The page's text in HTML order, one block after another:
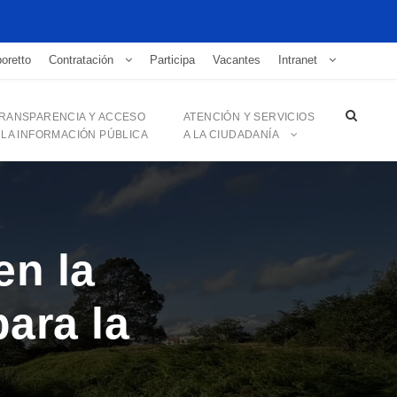
Contratación Participa Vacantes Intranet
Y ACCESO
LA INFORMACIÓN PÚBLICA
ATENCIÓN Y SERVICIOS
A LA CIUDADANÍA
la
la